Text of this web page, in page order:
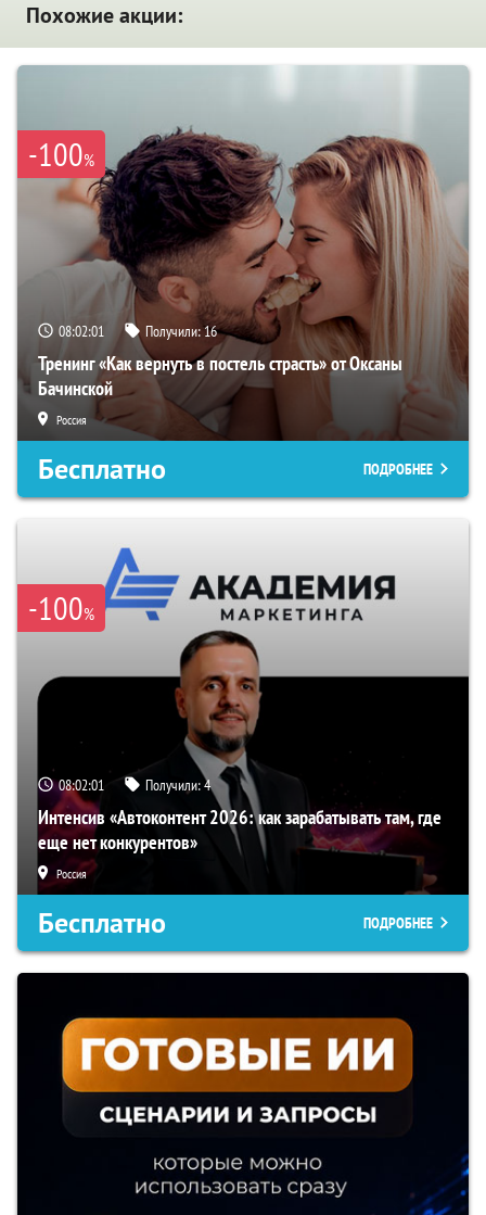
Похожие акции:
-100%
08:02:00 Получили:16
Тренинг «Как вернуть в постель страсть» от Оксаны
Бачинской
Россия
Бесплатно ПОДРОБНЕЕ
-100%
08:02:00 Получили:4
Интенсив «Автоконтент 2026: как зарабатывать там, где
еще нет конкурентов»
Россия
Бесплатно ПОДРОБНЕЕ